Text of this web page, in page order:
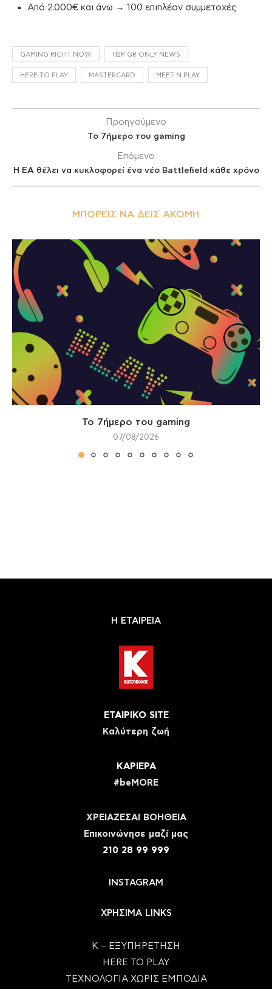
Από 2.000€ και άνω → 100 επιπλέον συμμετοχές
GAMING RIGHT NOW H2P GR ONLY NEWS
HERE TO PLAY MASTERCARD MEET N PLAY
Προηγούμενο
Το 7ήμερο του gaming
Επόμενο
Η EA θέλει να κυκλοφορεί ένα νέο Battlefield κάθε χρόνο
ΜΠΟΡΕΊΣ ΝΑ ΔΕΙΣ ΑΚΌΜΗ
Το 7ήμερο του gaming
07/08/2026
Η ΕΤΑΙΡΕΙΑ
ΕΤΑΙΡΙΚΟ SITE
Καλύτερη ζωή
ΚΑΡΙΕΡΑ
#beMORE
ΧΡΕΙΑΖΕΣΑΙ ΒΟΗΘΕΙΑ
Eπικοινώνησε μαζί μας
210 28 99 999
INSTAGRAM
ΧΡΗΣΙΜΑ LINKS
Κ – ΕΞΥΠΗΡΕΤΗΣΗ
HERE TO PLAY
ΤΕΧΝΟΛΟΓΙΑ ΧΩΡΙΣ ΕΜΠΟΔΙΑ